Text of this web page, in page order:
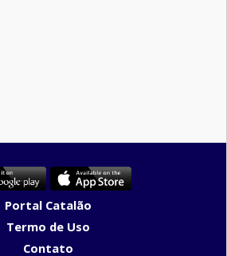
Portal Catalão
Termo de Uso
Contato